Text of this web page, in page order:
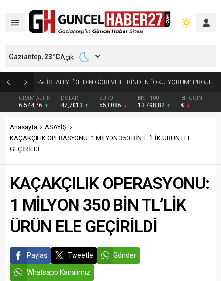
GAZİANTEP’TE ARANAN 2 HÜKÜMLÜ YAKALANDI
GRAM ALTIN
6.544,76
DOLAR
47,7013
EURO
55,0086
BIST 100
13.798,82
BITCOIN
₺
Gaziantep, 23°CAçık
Anasayfa
ASAYİŞ
KAÇAKÇILIK OPERASYONU: 1 MİLYON 350 BİN TL’LİK ÜRÜN ELE
GEÇİRİLDİ
KAÇAKÇILIK OPERASYONU:
1 MİLYON 350 BİN TL’LİK
ÜRÜN ELE GEÇİRİLDİ
Paylaş Tweetle Gönder
Whatsapp Kanalımız